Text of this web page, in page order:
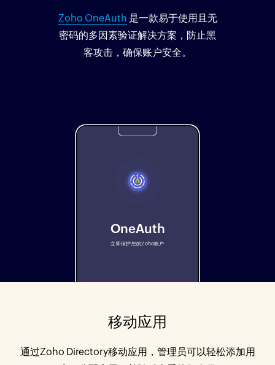
OneAuth
立即保护您的Zoho账户
Zoho OneAuth 是一款易于使用且无
密码的多因素验证解决方案，防止黑
客攻击，确保账户安全。
移动应用
通过Zoho Directory移动应用，管理员可以轻松添加用